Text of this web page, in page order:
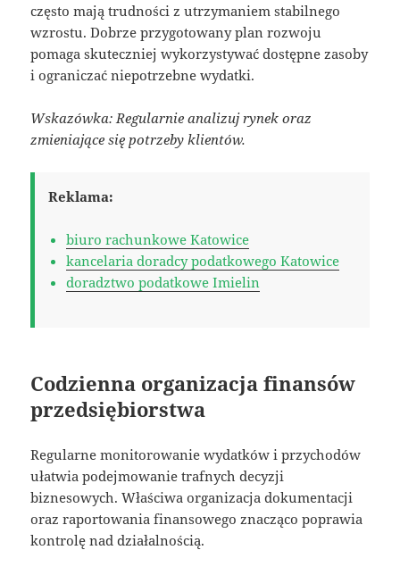
często mają trudności z utrzymaniem stabilnego
wzrostu. Dobrze przygotowany plan rozwoju
pomaga skuteczniej wykorzystywać dostępne zasoby
i ograniczać niepotrzebne wydatki.
Wskazówka: Regularnie analizuj rynek oraz
zmieniające się potrzeby klientów.
Reklama:
biuro rachunkowe Katowice
kancelaria doradcy podatkowego Katowice
doradztwo podatkowe Imielin
Codzienna organizacja finansów
przedsiębiorstwa
Regularne monitorowanie wydatków i przychodów
ułatwia podejmowanie trafnych decyzji
biznesowych. Właściwa organizacja dokumentacji
oraz raportowania finansowego znacząco poprawia
kontrolę nad działalnością.